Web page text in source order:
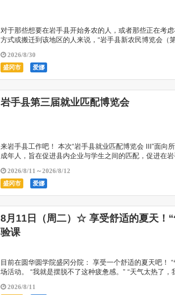
对于那些想要在岩手县开始务农的人，或者那些正在考
方式或搬迁到该地区的人来说，“岩手县新农民博览会（
2026/8/30
盛冈市 爱娜
岩手县第三届就业匹配博览会
来岩手县工作吧！ 本次“岩手县就业匹配博览会 III”面向
成年人，旨在促进县内企业与学生之间的匹配，促进在
2026/8/11～2026/8/12
盛冈市 爱娜
8月11日（周二）☆ 享受舒适的夏天！
验课
目前在圆华圆学院盛冈分院： 享受一个舒适的夏天吧！
场活动。 “我就是摆脱不了这种疲惫感。” “天气太热了
2026/8/11